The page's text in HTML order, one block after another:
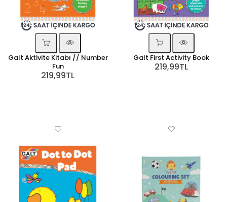
Galt Aktivite Kitabı // Number
Fun
219,99TL
Galt First Activity Book
219,99TL